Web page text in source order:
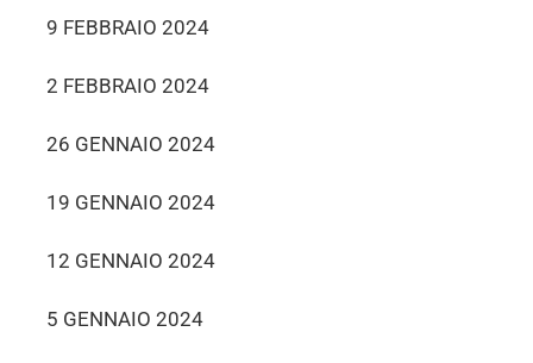
9 FEBBRAIO 2024
2 FEBBRAIO 2024
26 GENNAIO 2024
19 GENNAIO 2024
12 GENNAIO 2024
5 GENNAIO 2024